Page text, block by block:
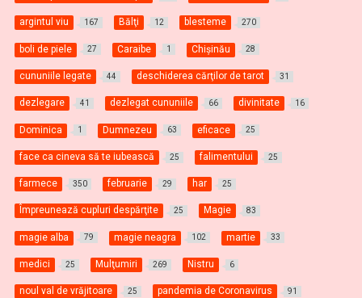
argintul viu 167 Bălţi 12 blesteme 270
boli de piele 27 Caraibe 1 Chişinău 28
cununiile legate 44 deschiderea cărţilor de tarot 31
dezlegare 41 dezlegat cununiile 66 divinitate 16
Dominica 1 Dumnezeu 63 eficace 25
face ca cineva să te iubească 25 falimentului 25
farmece 350 februarie 29 har 25
Împreunează cupluri despărţite 25 Magie 83
magie alba 79 magie neagra 102 martie 33
medici 25 Mulţumiri 269 Nistru 6
noul val de vrăjitoare 25 pandemia de Coronavirus 91